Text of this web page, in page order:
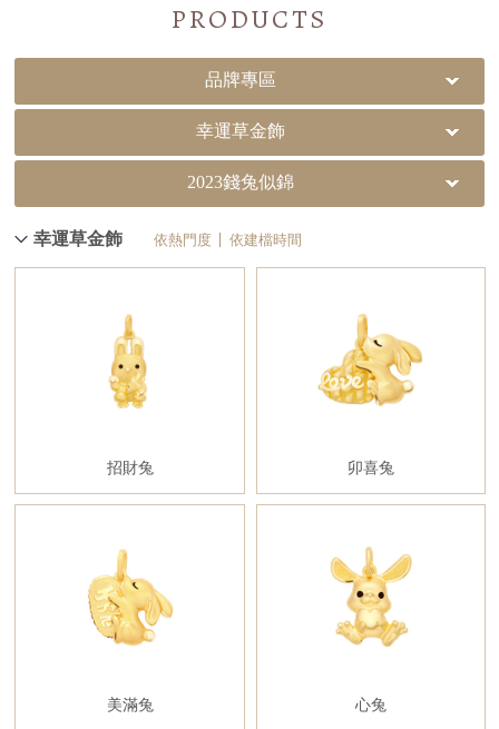
PRODUCTS
品牌專區
幸運草金飾
2023錢兔似錦
幸運草金飾 依熱門度 依建檔時間
招財兔 卯喜兔
美滿兔 心兔